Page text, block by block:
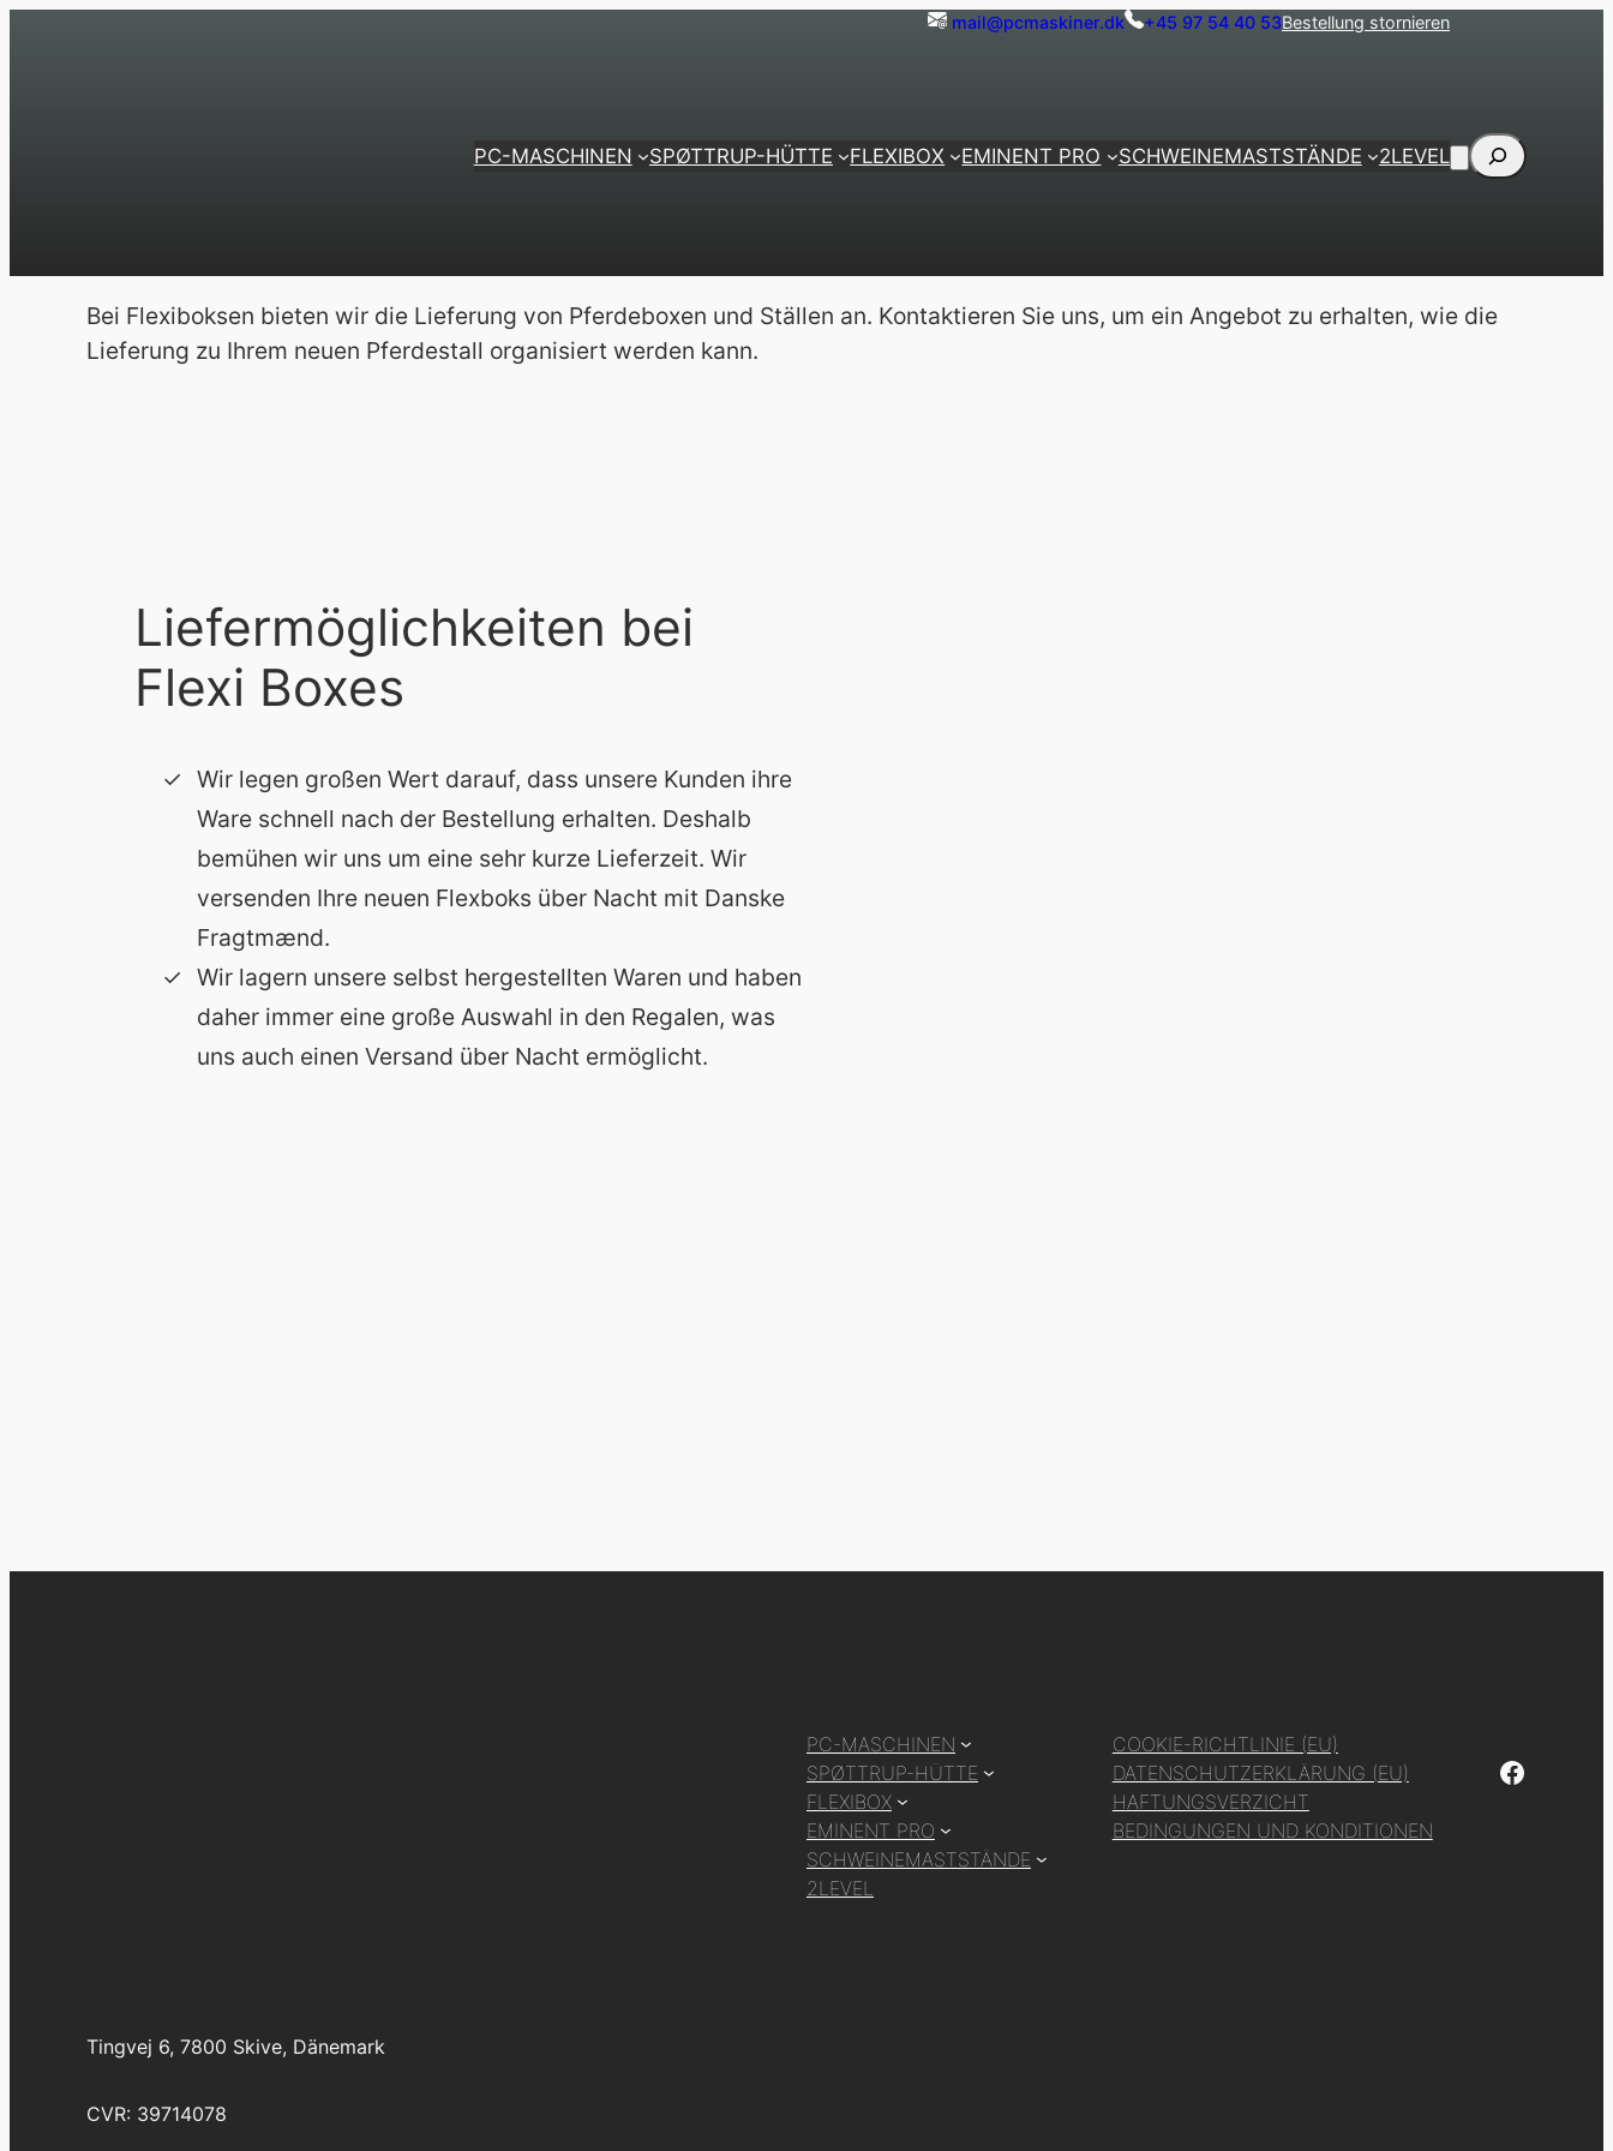
mail@pcmaskiner.dk +45 97 54 40 53Bestellung stornieren
PC-MASCHINEN SPØTTRUP-HÜTTE FLEXIBOX EMINENT PRO SCHWEINEMASTSTÄNDE 2LEVEL Suche
Bei Flexiboksen bieten wir die Lieferung von Pferdeboxen und Ställen an. Kontaktieren Sie uns, um ein Angebot zu erhalten, wie die
Lieferung zu Ihrem neuen Pferdestall organisiert werden kann.
Liefermöglichkeiten bei
Flexi Boxes
Wir legen großen Wert darauf, dass unsere Kunden ihre
Ware schnell nach der Bestellung erhalten. Deshalb
bemühen wir uns um eine sehr kurze Lieferzeit. Wir
versenden Ihre neuen Flexboks über Nacht mit Danske
Fragtmænd.
Wir lagern unsere selbst hergestellten Waren und haben
daher immer eine große Auswahl in den Regalen, was
uns auch einen Versand über Nacht ermöglicht.
Tingvej 6, 7800 Skive, Dänemark
CVR: 39714078
PC-MASCHINEN
SPØTTRUP-HÜTTE
FLEXIBOX
EMINENT PRO
SCHWEINEMASTSTÄNDE
2LEVEL
COOKIE-RICHTLINIE (EU)
DATENSCHUTZERKLÄRUNG (EU)
HAFTUNGSVERZICHT
BEDINGUNGEN UND KONDITIONEN
Facebook